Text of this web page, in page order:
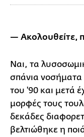
— Ακολουθείτε,
Ναι, τα
σπάνια νοσήματα
του '90 και μετά
μορφές τους
δεκάδες
βελτιώθηκε η